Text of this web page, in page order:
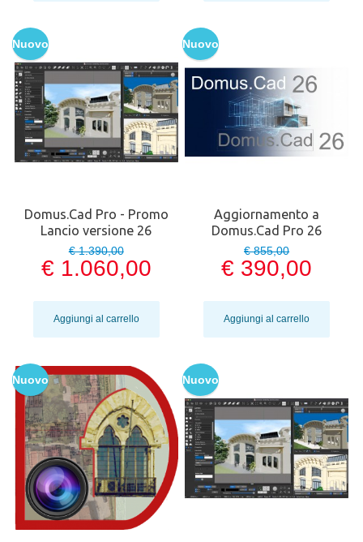
Nuovo
Domus.Cad Pro - Promo
Lancio versione 26
€ 1.390,00
€ 1.060,00
Aggiungi al carrello
Nuovo
Aggiornamento a
Domus.Cad Pro 26
€ 855,00
€ 390,00
Aggiungi al carrello
Nuovo Nuovo